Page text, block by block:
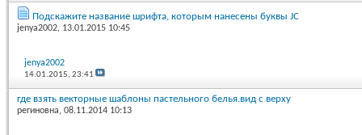
Подскажите название шрифта, которым нанесены буквы JC
jenya2002, 13.01.2015 10:45
jenya2002
14.01.2015,23:41
где взять векторные шаблоны пастельного белья.вид с верху
региновна, 08.11.2014 10:13